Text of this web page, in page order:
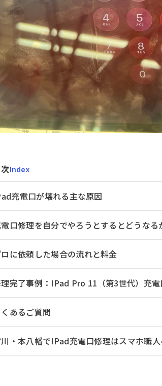
Index
充電口が壊れる主な原因
口修理を自分でやろうとするとどうなる
に依頼した場合の流れと料金
完了事例：iPad Pro 11（第3世代）充電
あるご質問
・本八幡でiPad充電口修理はスマホ職人